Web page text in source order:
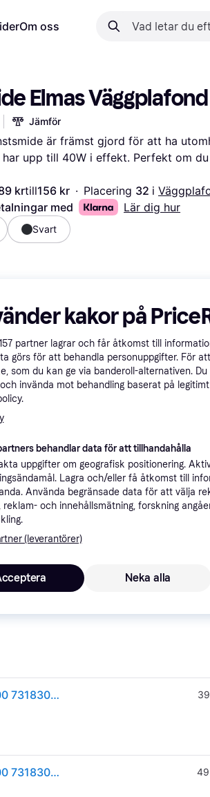
Om oss
Elmas
Jämför
är främst gjord för att ha
upp till 40W i effekt. Perfekt om
krtill156 kr · Placering 32 i
med
Lär dig hur
Svart
Konstsmide Konstsmide Elmas vägglykta. Vit 7650-200 7318307650204
Konstsmide Konstsmide Elmas vägglykta. Vit 7650-200 7318307650204
kakor på
partner lagrar och får åtkomst till
görs för att behandla personuppgifter. För
som du kan ge via banderoll-alternativen.
invända mot behandling baserat på
behandlar data för att tillhandahålla
uppgifter om geografisk positionering.
Lagra och/eller få åtkomst till
Använda begränsade data för att välja
reklam- och innehållsmätning, forskning
(leverantörer)
Neka alla